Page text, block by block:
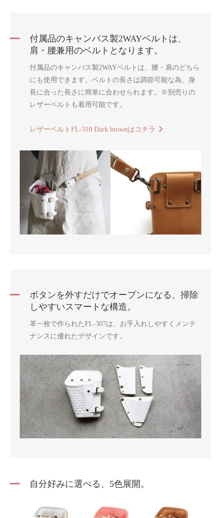
付属品のキャンバス製2WAYベルトは、
肩・腰兼用のベルトとなります。
付属品のキャンバス製2WAYベルトは、腰・肩のどちら
にも使用できます。ベルトの長さは調節可能な為、身
長に合った長さに簡単に合わせられます。※別売りの
レザーベルトも着用可能です。
レザーベルトFL-310 Dark brownはコチラ
ボタンを外すだけでオープンになる、掃除
しやすいスマートな構造。
革一枚で作られたFL-307は、お手入れしやすくメンテ
ナンスに優れたデザインです。
自分好みに選べる、5色展開。